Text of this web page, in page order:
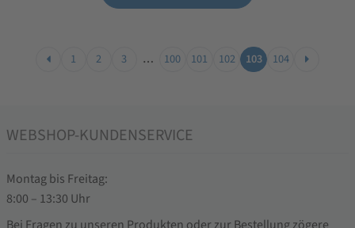
1 2 3 … 100 101 102 103 104
WEBSHOP-KUNDENSERVICE
Montag bis Freitag:
8:00 – 13:30 Uhr